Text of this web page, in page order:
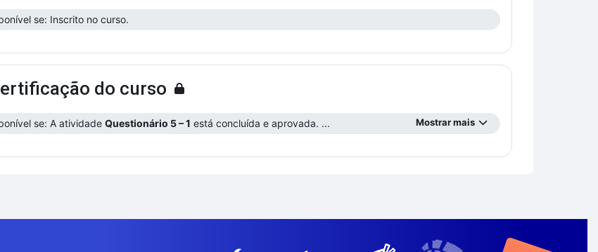
se: Inscrito no curso.
do curso
Mostrar mais
se: A atividade Questionário 5 – 1 está concluída e aprovada. ...